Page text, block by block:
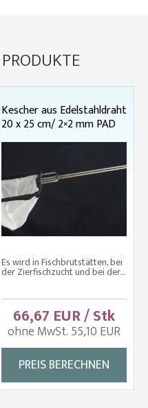
Kescher aus Edelstahldraht
20 x 25 cm/ 2×2 mm PAD
Es wird in Fischbrutstätten, bei
der Zierfischzucht und bei der...
66,67 EUR / Stk
ohne MwSt. 55,10 EUR
PREIS BERECHNEN